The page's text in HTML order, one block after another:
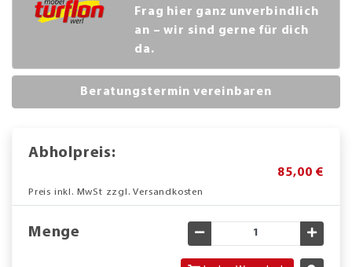
Frag hier ganz unverbindlich
an – wir sind gerne für dich
da.
Beratungstermin vereinbaren
Abholpreis:
85,00 €
Preis inkl. MwSt zzgl. Versandkosten
Menge Gewünschte Menge